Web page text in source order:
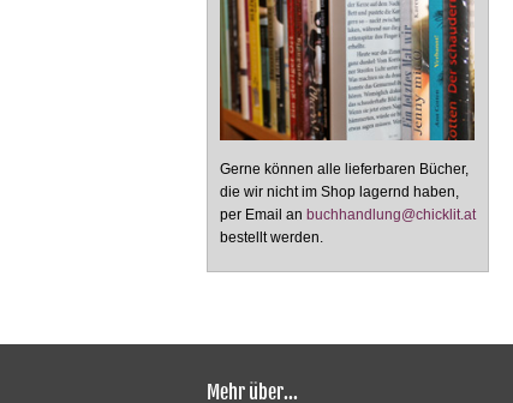
Gerne können alle lieferbaren Bücher,
die wir nicht im Shop lagernd haben,
per Email an buchhandlung@chicklit.at
bestellt werden.
Mehr über...